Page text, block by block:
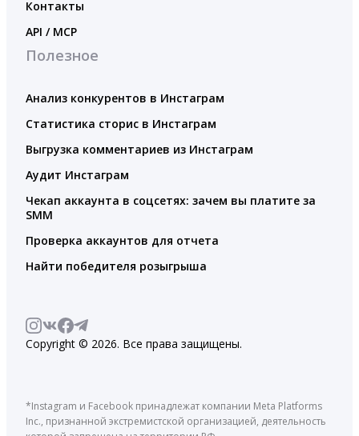
Контакты
API / MCP
Полезное
Анализ конкурентов в Инстаграм
Статистика сторис в Инстаграм
Выгрузка комментариев из Инстаграм
Аудит Инстаграм
Чекап аккаунта в соцсетях: зачем вы платите за
SMM
Проверка аккаунтов для отчета
Найти победителя розыгрыша
Copyright © 2026. Все права защищены.
*Instagram и Facebook принадлежат компании Meta Platforms
Inc., признанной экстремистской организацией, деятельность